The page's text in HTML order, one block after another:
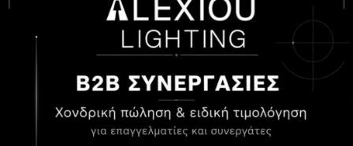
Κατάστημα Χαλάνδρι:Σαρανταπόρου 55, 15232, Χαλάνδρι
sales@alexioulighting.gr